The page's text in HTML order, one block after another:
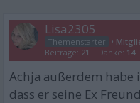
Lisa2305
•
Beiträge: 21 Danke: 14
Achja außerdem
dass er seine Ex